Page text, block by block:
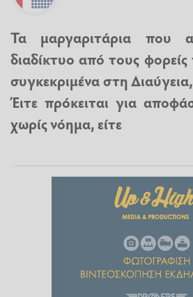
Τα μαργαριτάρια που
διαδίκτυο από τους
συγκεκριμένα στη
Έιτε πρόκειται για
χωρίς νόημα, είτε